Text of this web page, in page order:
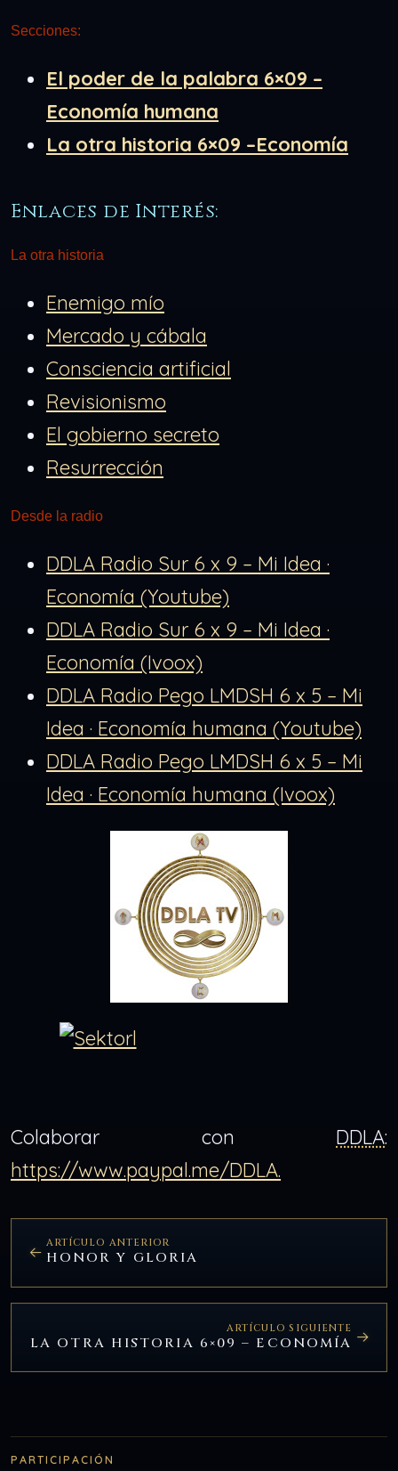
Secciones:
El poder de la palabra 6×09 –
Economía humana
La otra historia 6×09 –Economía
Enlaces de Interés:
La otra historia
Enemigo mío
Mercado y cábala
Consciencia artificial
Revisionismo
El gobierno secreto
Resurrección
Desde la radio
DDLA Radio Sur 6 x 9 – Mi Idea ·
Economía (Youtube)
DDLA Radio Sur 6 x 9 – Mi Idea ·
Economía (Ivoox)
DDLA Radio Pego LMDSH 6 x 5 – Mi
Idea · Economía humana (Youtube)
DDLA Radio Pego LMDSH 6 x 5 – Mi
Idea · Economía humana (Ivoox)
Colaborar con DDLA:
https://www.paypal.me/DDLA.
ARTÍCULO ANTERIOR
HONOR Y GLORIA
ARTÍCULO SIGUIENTE
LA OTRA HISTORIA 6×09 – ECONOMÍA
PARTICIPACIÓN